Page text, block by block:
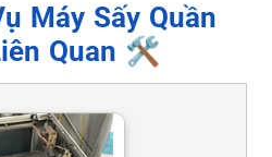
Máy Sấy Quần
Quan 🛠️